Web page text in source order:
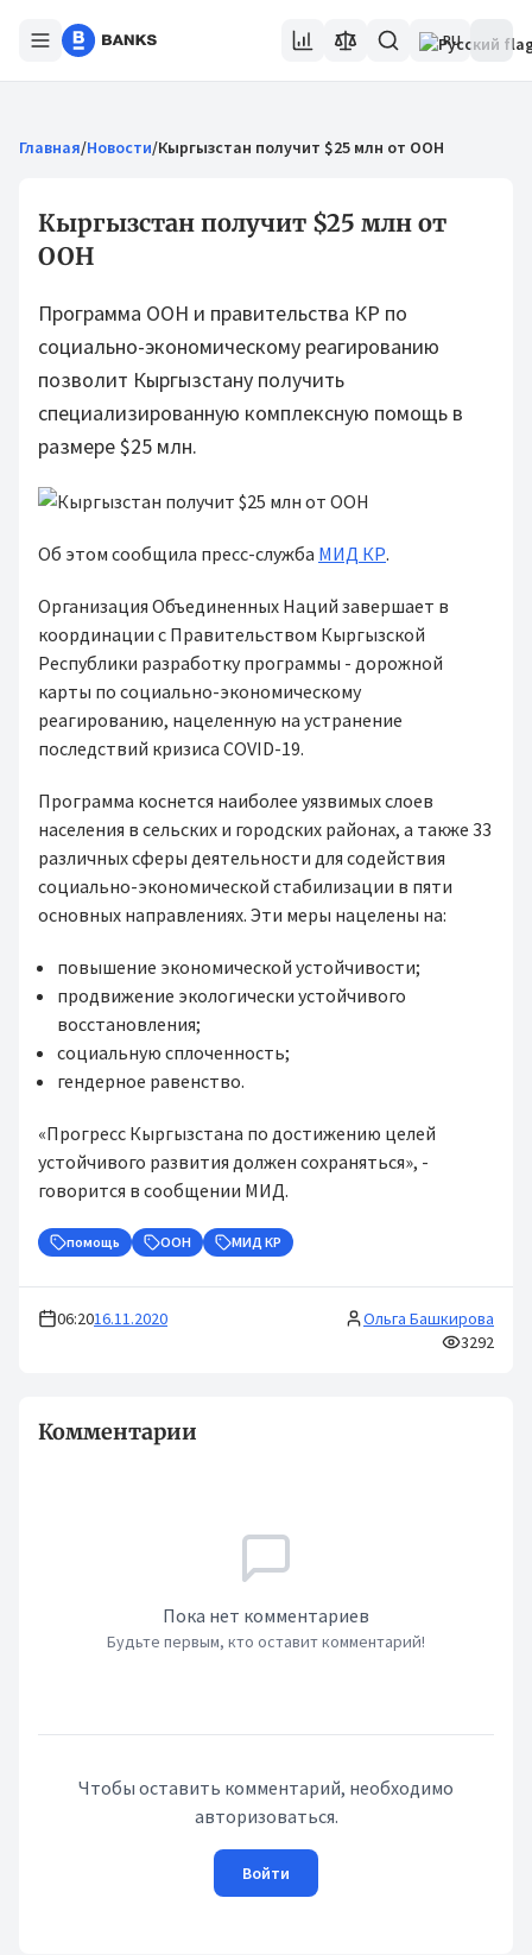
RU
Главная/Новости/Кыргызстан получит $25 млн от ООН
Кыргызстан получит $25 млн от
ООН
Программа ООН и правительства КР по
социально-экономическому реагированию
позволит Кыргызстану получить
специализированную комплексную помощь в
размере $25 млн.
Об этом сообщила пресс-служба МИД КР.
Организация Объединенных Наций завершает в
координации с Правительством Кыргызской
Республики разработку программы - дорожной
карты по социально-экономическому
реагированию, нацеленную на устранение
последствий кризиса COVID-19.
Программа коснется наиболее уязвимых слоев
населения в сельских и городских районах, а также 33
различных сферы деятельности для содействия
социально-экономической стабилизации в пяти
основных направлениях. Эти меры нацелены на:
повышение экономической устойчивости;
продвижение экологически устойчивого
восстановления;
социальную сплоченность;
гендерное равенство.
«Прогресс Кыргызстана по достижению целей
устойчивого развития должен сохраняться», -
говорится в сообщении МИД.
помощь ООН МИД КР
06:2016.11.2020
Ольга Башкирова
3292
Комментарии
Пока нет комментариев
Будьте первым, кто оставит комментарий!
Чтобы оставить комментарий, необходимо
авторизоваться.
Войти